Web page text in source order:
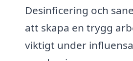
Desinficering och
att skapa en trygg
viktigt under